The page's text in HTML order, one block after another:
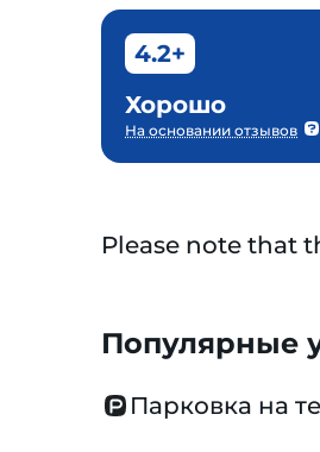
4.2+
Хорошо
На основании отзывов
Please note that
Популярные
Парковка на